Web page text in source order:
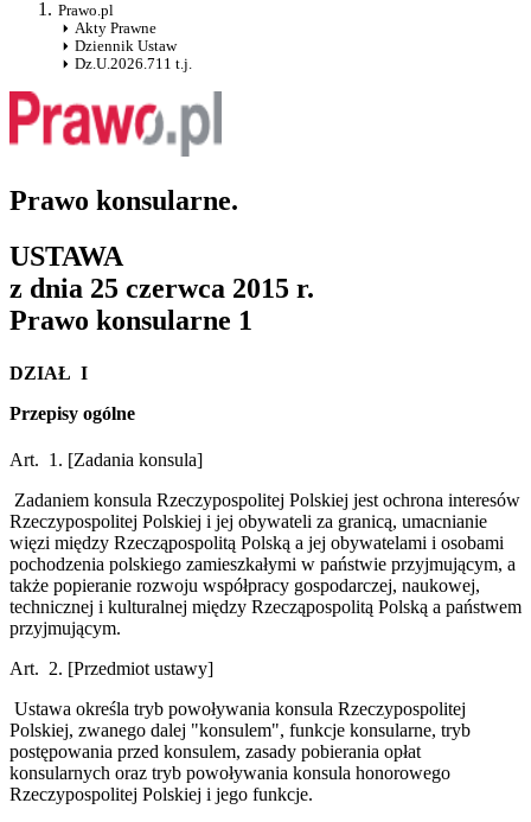
Prawo.pl
Akty Prawne
Dziennik Ustaw
Dz.U.2026.711 t.j.
Prawo konsularne.
USTAWA
z dnia 25 czerwca 2015 r.
Prawo konsularne 1
DZIAŁ I
Przepisy ogólne
Art. 1. [Zadania konsula]
Zadaniem konsula Rzeczypospolitej Polskiej jest ochrona interesów
Rzeczypospolitej Polskiej i jej obywateli za granicą, umacnianie
więzi między Rzecząpospolitą Polską a jej obywatelami i osobami
pochodzenia polskiego zamieszkałymi w państwie przyjmującym, a
także popieranie rozwoju współpracy gospodarczej, naukowej,
technicznej i kulturalnej między Rzecząpospolitą Polską a państwem
przyjmującym.
Art. 2. [Przedmiot ustawy]
Ustawa określa tryb powoływania konsula Rzeczypospolitej
Polskiej, zwanego dalej "konsulem", funkcje konsularne, tryb
postępowania przed konsulem, zasady pobierania opłat
konsularnych oraz tryb powoływania konsula honorowego
Rzeczypospolitej Polskiej i jego funkcje.